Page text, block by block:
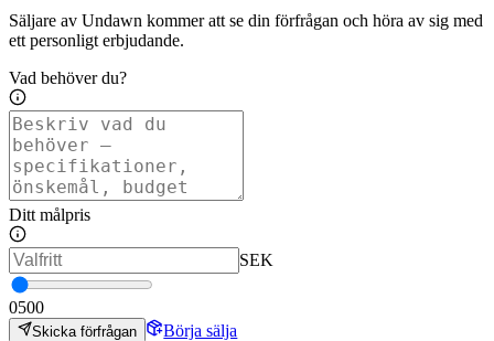
Säljare av Undawn kommer att se din förfrågan och höra av sig med
ett personligt erbjudande.
Vad behöver du?
Ditt målpris
SEK
0500
Skicka förfrågan
Börja sälja